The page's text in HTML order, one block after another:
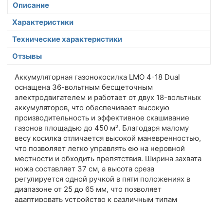
Описание
Характеристики
Технические характеристики
Отзывы
Аккумуляторная газонокосилка LMO 4-18 Dual
оснащена 36-вольтным бесщеточным
электродвигателем и работает от двух 18-вольтных
аккумуляторов, что обеспечивает высокую
производительность и эффективное скашивание
газонов площадью до 450 м². Благодаря малому
весу косилка отличается высокой маневренностью,
что позволяет легко управлять ею на неровной
местности и обходить препятствия. Ширина захвата
ножа составляет 37 см, а высота среза
регулируется одной ручкой в пяти положениях в
диапазоне от 25 до 65 мм, что позволяет
адаптировать устройство к различным типам